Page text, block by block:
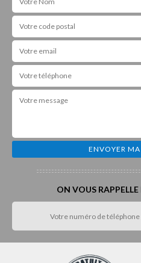
ON VOUS